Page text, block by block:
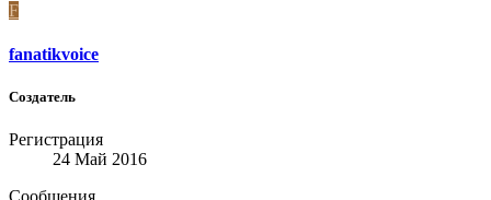
F
fanatikvoice
Создатель
Регистрация
24 Май 2016
Сообщения